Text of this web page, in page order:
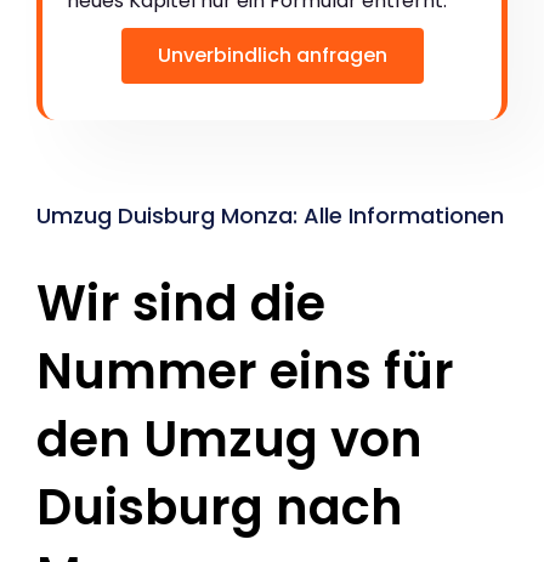
Unverbindlich anfragen
Umzug Duisburg Monza: Alle Informationen
Wir sind die
Nummer eins für
den Umzug von
Duisburg nach